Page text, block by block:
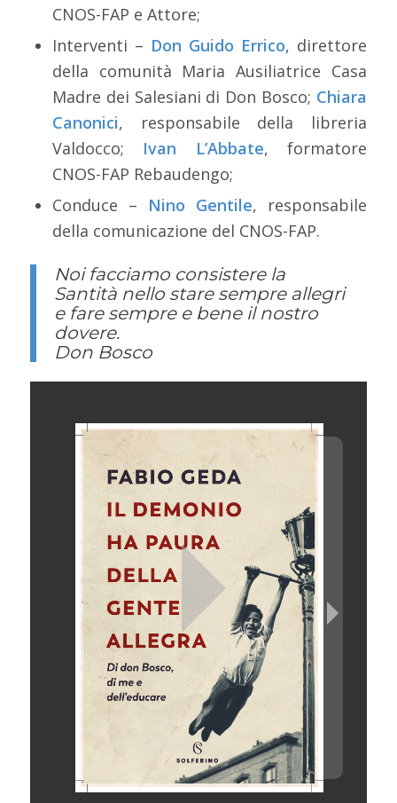
CNOS-FAP e Attore;
Interventi – Don Guido Errico, direttore
della comunità Maria Ausiliatrice Casa
Madre dei Salesiani di Don Bosco; Chiara
Canonici, responsabile della libreria
Valdocco; Ivan L’Abbate, formatore
CNOS-FAP Rebaudengo;
Conduce – Nino Gentile, responsabile
della comunicazione del CNOS-FAP.
Noi facciamo consistere la
Santità nello stare sempre allegri
e fare sempre e bene il nostro
dovere.
Don Bosco